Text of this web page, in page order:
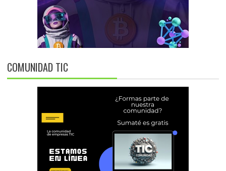
COMUNIDAD TIC